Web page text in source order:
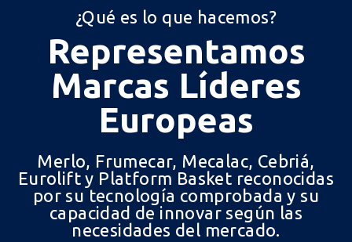
¿Qué es lo que hacemos?
Representamos
Marcas Líderes
Europeas
Merlo, Frumecar, Mecalac, Cebriá,
Eurolift y Platform Basket reconocidas
por su tecnología comprobada y su
capacidad de innovar según las
necesidades del mercado.